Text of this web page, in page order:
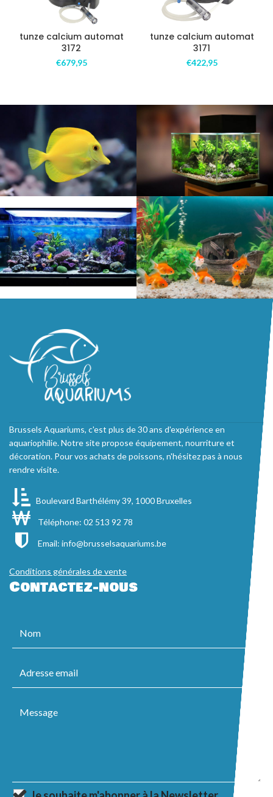
tunze calcium automat
3172
€679,95
tunze calcium automat
3171
€422,95
Brussels Aquariums, c'est plus de 30 ans d'expérience en
aquariophilie. Notre site propose équipement, nourriture et
décoration. Pour vos achats de poissons, n'hésitez pas à nous
rendre visite.
Boulevard Barthélémy 39, 1000 Bruxelles
Téléphone: 02 513 92 78
Email: info@brusselsaquariums.be
Conditions générales de vente
Contactez-nous